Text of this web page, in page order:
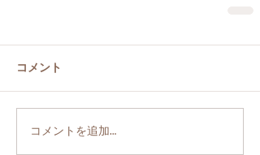
コメント
コメントを追加…